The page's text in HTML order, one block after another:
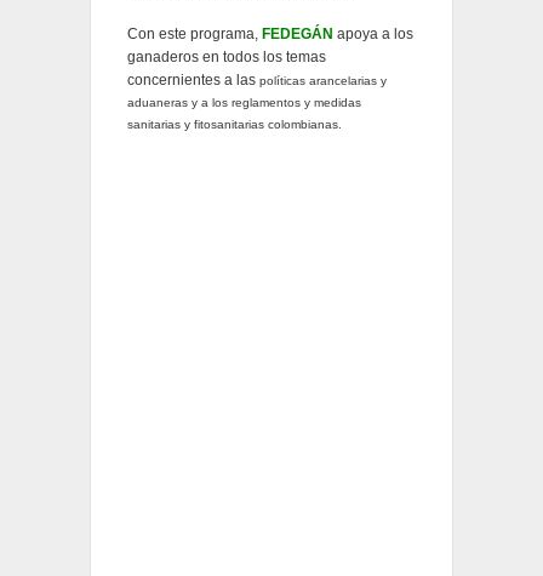
Con este programa, FEDEGÁN apoya a los
ganaderos en todos los temas
concernientes a las políticas arancelarias y
aduaneras y a los reglamentos y medidas
sanitarias y fitosanitarias colombianas.